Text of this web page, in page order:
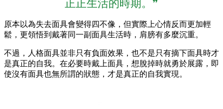
正正生活的時期。❞
原本以為失去面具會變得四不像，但實際上心情反而更加輕
鬆，更領悟到戴著同一副面具生活時，肩膀有多麼沉重。
不過，人格面具並非只有負面效果，也不是只有摘下面具時才
是真正的自我。在必要時戴上面具，想脫掉時就勇於展露，即
使沒有面具也無所謂的狀態，才是真正的自我實現。